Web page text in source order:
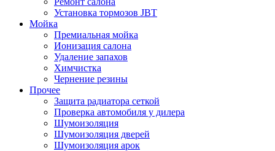
Установка тормозов JBT
Мойка
Премиальная мойка
Ионизация салона
Удаление запахов
Химчистка
Чернение резины
Прочее
Защита радиатора сеткой
Проверка автомобиля у дилера
Шумоизоляция
Шумоизоляция дверей
Шумоизоляция арок